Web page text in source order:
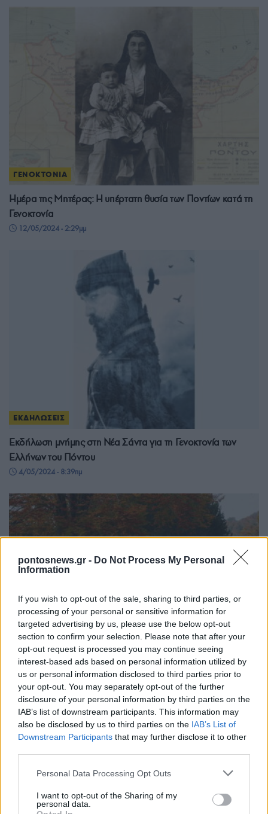
pontosnews.gr - Do Not Process My Personal
Information
If you wish to opt-out of the sale, sharing to third parties, or
processing of your personal or sensitive information for
targeted advertising by us, please use the below opt-out
section to confirm your selection. Please note that after your
opt-out request is processed you may continue seeing
interest-based ads based on personal information utilized by
us or personal information disclosed to third parties prior to
your opt-out. You may separately opt-out of the further
disclosure of your personal information by third parties on the
IAB’s list of downstream participants. This information may
also be disclosed by us to third parties on the IAB’s List of
Downstream Participants that may further disclose it to other
Please note that this website/app uses one or more Google
not limited to your visit or usage behaviour. You may click to
grant or deny consent to Google and its third-party tags to
Personal Data Processing Opt Outs
I want to opt-out of the Sharing of my
personal data.
ΓΕΝΟΚΤΟΝΙΑ
Ημέρα της Μητέρας: Η υπέρτατη θυσία των Ποντίων κατά τη
Γενοκτονία
12/05/2024 - 2:29μμ
ΕΚΔΗΛΩΣΕΙΣ
Εκδήλωση μνήμης στη Νέα Σάντα για τη Γενοκτονία των
Ελλήνων του Πόντου
4/05/2024 - 8:39πμ
ΠΟΝΤΟΣ
102 χρόνια από το ολοκαύτωμα της Σάντας του Πόντου –
Μια ιστορία με ηρωισμό, θυσίες και προσφυγιά
1/09/2023 - 6:26μμ